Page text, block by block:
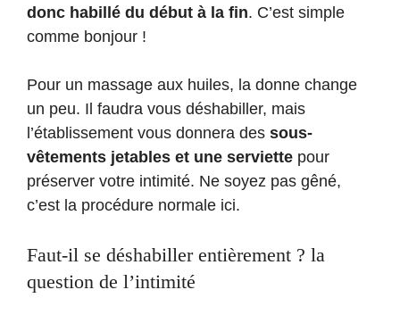
donc habillé du début à la fin. C’est simple
comme bonjour !
Pour un massage aux huiles, la donne change
un peu. Il faudra vous déshabiller, mais
l’établissement vous donnera des sous-
vêtements jetables et une serviette pour
préserver votre intimité. Ne soyez pas gêné,
c’est la procédure normale ici.
Faut-il se déshabiller entièrement ? la
question de l’intimité